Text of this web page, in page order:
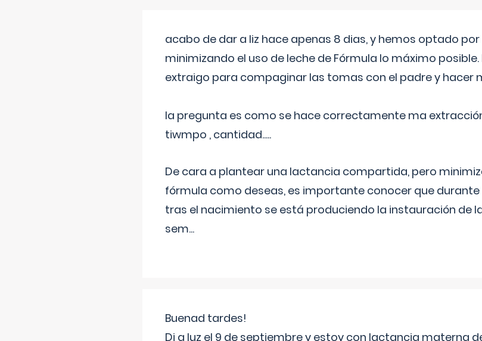
acabo de dar a liz hace apenas 8 dias, y hemos optado
minimizando el uso de leche de Fórmula lo máximo
extraigo para compaginar las tomas con el padre y hacer
la pregunta es como se hace correctamente ma
tiwmpo , cantidad.....
De cara a plantear una lactancia compartida, pero
fórmula como deseas, es importante conocer que
tras el nacimiento se está produciendo la instauración de
sem...
Buenad tardes!
Di a luz el 9 de septiembre y estoy con lactancia materna